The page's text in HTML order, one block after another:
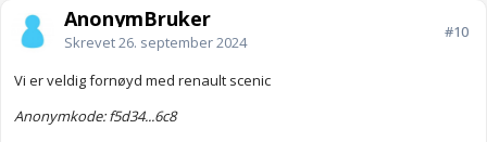
AnonymBruker
Skrevet26. september 2024
#10
Vi er veldig fornøyd med renault scenic
Anonymkode: f5d34...6c8